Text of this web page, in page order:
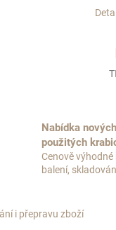
Nabídka
použitých
Cenově
balení,
i přepravu zboží